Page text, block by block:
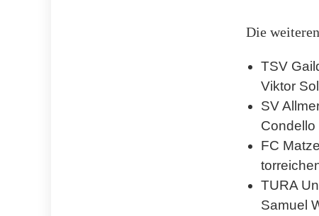
Die
TSV
Viktor
SV
Condello
FC
TURA
Samuel